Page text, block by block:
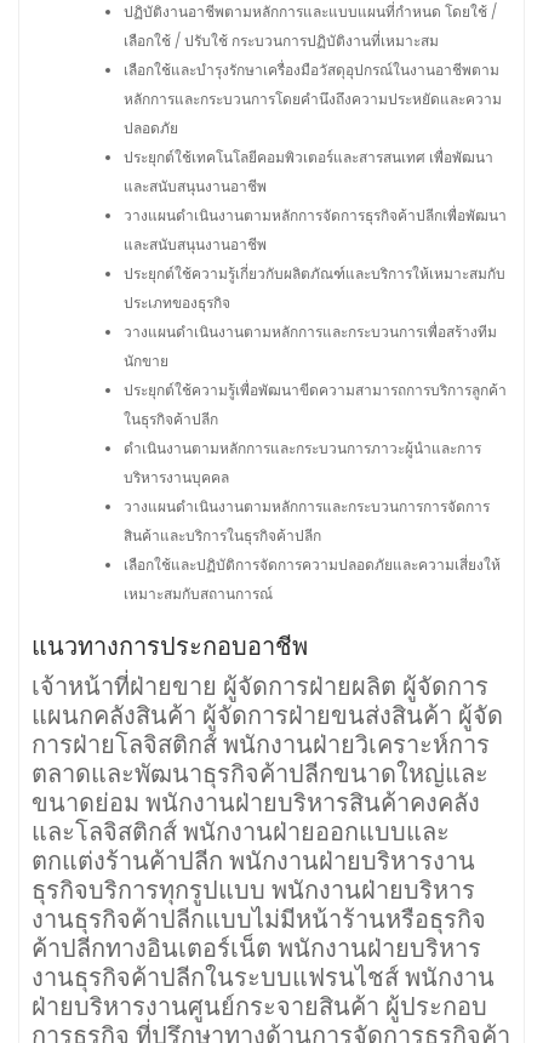
ปฏิบัติงานอาชีพตามหลักการและแบบแผนที่กำหนด โดยใช้ /
เลือกใช้ / ปรับใช้ กระบวนการปฏิบัติงานที่เหมาะสม
เลือกใช้และบำรุงรักษาเครื่องมือวัสดุอุปกรณ์ในงานอาชีพตาม
หลักการและกระบวนการโดยคำนึงถึงความประหยัดและความ
ปลอดภัย
ประยุกต์ใช้เทคโนโลยีคอมพิวเตอร์และสารสนเทศ เพื่อพัฒนา
และสนับสนุนงานอาชีพ
วางแผนดำเนินงานตามหลักการจัดการธุรกิจค้าปลีกเพื่อพัฒนา
และสนับสนุนงานอาชีพ
ประยุกต์ใช้ความรู้เกี่ยวกับผลิตภัณฑ์และบริการให้เหมาะสมกับ
ประเภทของธุรกิจ
วางแผนดำเนินงานตามหลักการและกระบวนการเพื่อสร้างทีม
นักขาย
ประยุกต์ใช้ความรู้เพื่อพัฒนาขีดความสามารถการบริการลูกค้า
ในธุรกิจค้าปลีก
ดำเนินงานตามหลักการและกระบวนการภาวะผู้นำและการ
บริหารงานบุคคล
วางแผนดำเนินงานตามหลักการและกระบวนการการจัดการ
สินค้าและบริการในธุรกิจค้าปลีก
เลือกใช้และปฏิบัติการจัดการความปลอดภัยและความเสี่ยงให้
เหมาะสมกับสถานการณ์
แนวทางการประกอบอาชีพ
เจ้าหน้าที่ฝ่ายขาย ผู้จัดการฝ่ายผลิต ผู้จัดการ
แผนกคลังสินค้า ผู้จัดการฝ่ายขนส่งสินค้า ผู้จัด
การฝ่ายโลจิสติกส์ พนักงานฝ่ายวิเคราะห์การ
ตลาดและพัฒนาธุรกิจค้าปลีกขนาดใหญ่และ
ขนาดย่อม พนักงานฝ่ายบริหารสินค้าคงคลัง
และโลจิสติกส์ พนักงานฝ่ายออกแบบและ
ตกแต่งร้านค้าปลีก พนักงานฝ่ายบริหารงาน
ธุรกิจบริการทุกรูปแบบ พนักงานฝ่ายบริหาร
งานธุรกิจค้าปลีกแบบไม่มีหน้าร้านหรือธุรกิจ
ค้าปลีกทางอินเตอร์เน็ต พนักงานฝ่ายบริหาร
งานธุรกิจค้าปลีกในระบบแฟรนไชส์ พนักงาน
ฝ่ายบริหารงานศูนย์กระจายสินค้า ผู้ประกอบ
การธุรกิจ ที่ปรึกษาทางด้านการจัดการธุรกิจค้า